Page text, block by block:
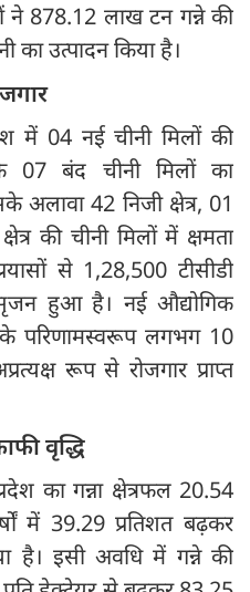
ने 878.12 लाख टन गन्ने की
का उत्पादन किया है।
में 04 नई चीनी मिलों की
07 बंद चीनी मिलों का
अलावा 42 निजी क्षेत्र, 01
की चीनी मिलों में क्षमता
से 1,28,500 टीसीडी
सृजन हुआ है। नई औद्योगिक
के परिणामस्वरूप लगभग 10
रूप से रोजगार प्राप्त
वृद्धि
का गन्ना क्षेत्रफल 20.54
में 39.29 प्रतिशत बढ़कर
है। इसी अवधि में गन्ने की